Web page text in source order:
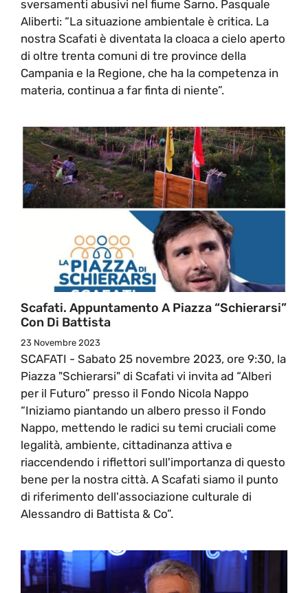
sversamenti abusivi nel fiume Sarno. Pasquale
Aliberti: “La situazione ambientale è critica. La
nostra Scafati è diventata la cloaca a cielo aperto
di oltre trenta comuni di tre province della
Campania e la Regione, che ha la competenza in
materia, continua a far finta di niente”.
Scafati. Appuntamento A Piazza “Schierarsi”
Con Di Battista
23 Novembre 2023
SCAFATI - Sabato 25 novembre 2023, ore 9:30, la
Piazza "Schierarsi" di Scafati vi invita ad “Alberi
per il Futuro” presso il Fondo Nicola Nappo
“Iniziamo piantando un albero presso il Fondo
Nappo, mettendo le radici su temi cruciali come
legalità, ambiente, cittadinanza attiva e
riaccendendo i riflettori sull'importanza di questo
bene per la nostra città. A Scafati siamo il punto
di riferimento dell'associazione culturale di
Alessandro di Battista & Co”.